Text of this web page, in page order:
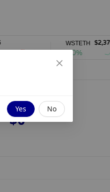
WSTETH $2,378.84
0%
$0
Yes No